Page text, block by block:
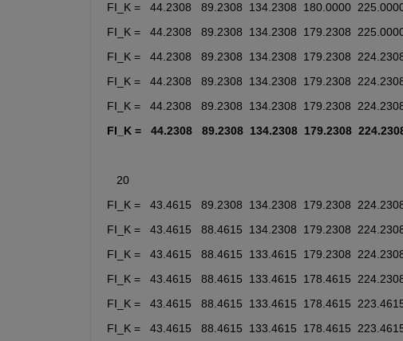
FI_K =   44.2308   89.2308  134.2308  180.0000
FI_K =   44.2308   89.2308  134.2308  179.2308
FI_K =   44.2308   89.2308  134.2308  179.2308
FI_K =   44.2308   89.2308  134.2308  179.2308
FI_K =   44.2308   89.2308  134.2308  179.2308
FI_K =   44.2308   89.2308  134.2308  179.2308
   20
FI_K =   43.4615   89.2308  134.2308  179.2308
FI_K =   43.4615   88.4615  134.2308  179.2308
FI_K =   43.4615   88.4615  133.4615  179.2308
FI_K =   43.4615   88.4615  133.4615  178.4615
FI_K =   43.4615   88.4615  133.4615  178.4615
FI_K =   43.4615   88.4615  133.4615  178.4615